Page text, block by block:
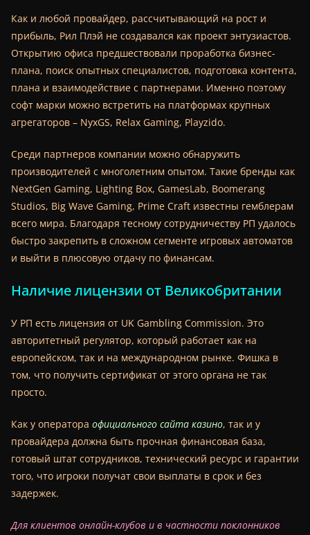
Как и любой провайдер, рассчитывающий на рост и
прибыль, Рил Плэй не создавался как проект энтузиастов.
Открытию офиса предшествовали проработка бизнес-
плана, поиск опытных специалистов, подготовка контента,
плана и взаимодействие с партнерами. Именно поэтому
софт марки можно встретить на платформах крупных
агрегаторов – NyxGS, Relax Gaming, Playzido.
Среди партнеров компании можно обнаружить
производителей с многолетним опытом. Такие бренды как
NextGen Gaming, Lighting Box, GamesLab, Boomerang
Studios, Big Wave Gaming, Prime Craft известны гемблерам
всего мира. Благодаря тесному сотрудничеству РП удалось
быстро закрепить в сложном сегменте игровых автоматов
и выйти в плюсовую отдачу по финансам.
Наличие лицензии от Великобритании
У РП есть лицензия от UK Gambling Commission. Это
авторитетный регулятор, который работает как на
европейском, так и на международном рынке. Фишка в
том, что получить сертификат от этого органа не так
просто.
Как у оператора официального сайта казино, так и у
провайдера должна быть прочная финансовая база,
готовый штат сотрудников, технический ресурс и гарантии
того, что игроки получат свои выплаты в срок и без
задержек.
Для клиентов онлайн-клубов и в частности поклонников